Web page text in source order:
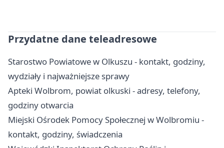
Przydatne dane teleadresowe
Starostwo Powiatowe w Olkuszu - kontakt, godziny,
wydziały i najważniejsze sprawy
Apteki Wolbrom, powiat olkuski - adresy, telefony,
godziny otwarcia
Miejski Ośrodek Pomocy Społecznej w Wolbromiu -
kontakt, godziny, świadczenia